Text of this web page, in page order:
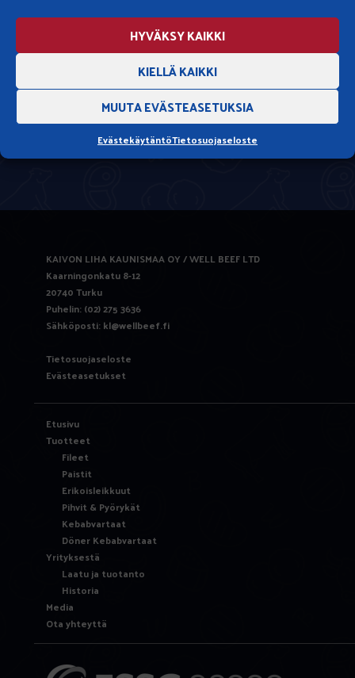
HYVÄKSY KAIKKI
KIELLÄ KAIKKI
MUUTA EVÄSTEASETUKSIA
EvästekäytäntöTietosuojaseloste
KAIVON LIHA KAUNISMAA OY / WELL BEEF LTD
Kaarningonkatu 8-12
20740 Turku
Puhelin: (02) 275 3636
Sähköposti:kl@wellbeef.fi
Tietosuojaseloste
Evästeasetukset
Etusivu
Tuotteet
Fileet
Paistit
Erikoisleikkuut
Pihvit & Pyörykät
Kebabvartaat
Döner Kebabvartaat
Yrityksestä
Laatu ja tuotanto
Historia
Media
Ota yhteyttä